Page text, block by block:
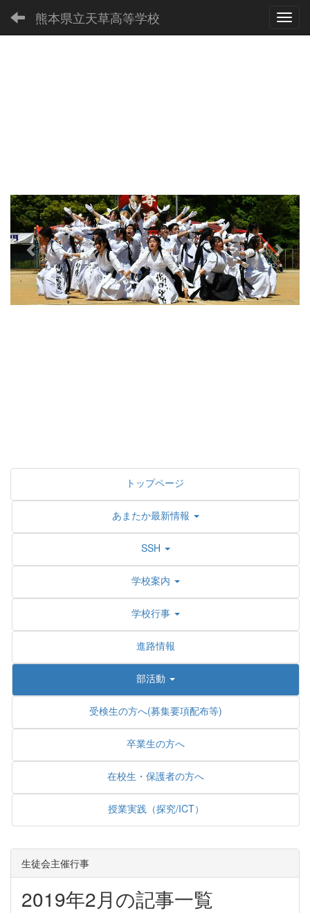
熊本県立天草高等学校
トップページ
あまたか最新情報
SSH
学校案内
学校行事
進路情報
部活動
受検生の方へ(募集要項配布等)
卒業生の方へ
在校生・保護者の方へ
授業実践（探究/ICT）
生徒会主催行事
2019年2月の記事一覧